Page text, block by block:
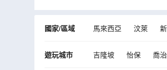
國家/區域 馬來西亞 汶萊
遊玩城市 吉隆坡 怡保 喬